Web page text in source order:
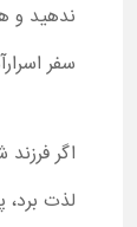
ندهید و
سفر
اگر
لذت برد،